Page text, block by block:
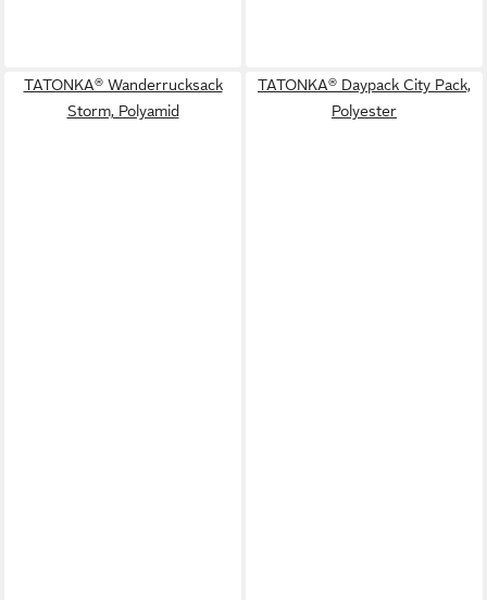
TATONKA® Wanderrucksack
Storm, Polyamid
TATONKA® Daypack City Pack,
Polyester